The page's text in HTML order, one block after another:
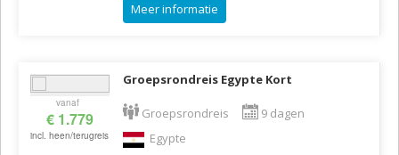
Meer informatie
vanaf
€ 1.779
incl. heen/terugreis
Groepsrondreis Egypte Kort
Groepsrondreis
9 dagen
Egypte